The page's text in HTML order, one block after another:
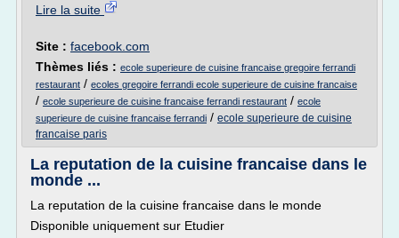
Lire la suite
Site : facebook.com
Thèmes liés : ecole superieure de cuisine francaise gregoire ferrandi
restaurant / ecoles gregoire ferrandi ecole superieure de cuisine francaise
/ ecole superieure de cuisine francaise ferrandi restaurant / ecole
superieure de cuisine francaise ferrandi / ecole superieure de cuisine
francaise paris
La reputation de la cuisine francaise dans le
monde ...
La reputation de la cuisine francaise dans le monde
Disponible uniquement sur Etudier